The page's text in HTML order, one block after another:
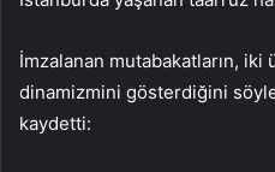
İmzalanan mutabakatların, iki
dinamizmini gösterdiğini
kaydetti: